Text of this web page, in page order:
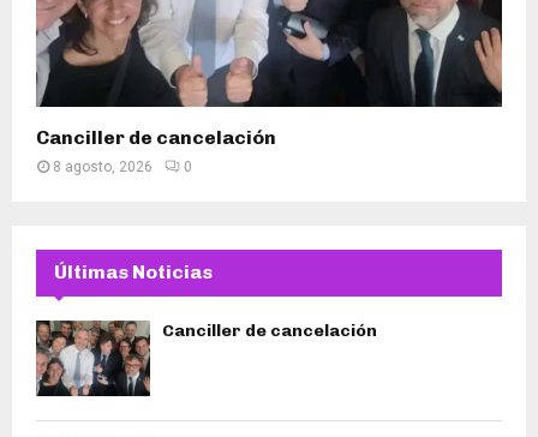
Canciller de cancelación
8 agosto, 2026 0
Últimas Noticias
Canciller de cancelación